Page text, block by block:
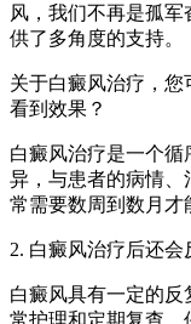
风，我们不再是孤
供了多角度的支持。
关于白癜风治疗，
看到效果？
白癜风治疗是一个
异，与患者的病情、
常需要数周到数月才
2. 白癜风治疗后还会
白癜风具有一定的反
常护理和定期复查，